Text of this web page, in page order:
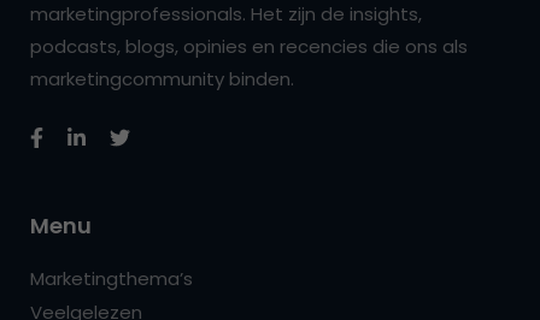
marketingprofessionals. Het zijn de insights,
podcasts, blogs, opinies en recencies die ons als
marketingcommunity binden.
Menu
Marketingthema’s
Veelgelezen